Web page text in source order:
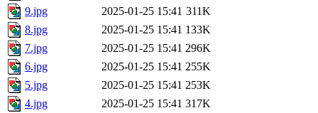
9.jpg
2025-01-25 15:41 311K
8.jpg
2025-01-25 15:41 133K
7.jpg
2025-01-25 15:41 296K
6.jpg
2025-01-25 15:41 255K
5.jpg
2025-01-25 15:41 253K
4.jpg
2025-01-25 15:41 317K